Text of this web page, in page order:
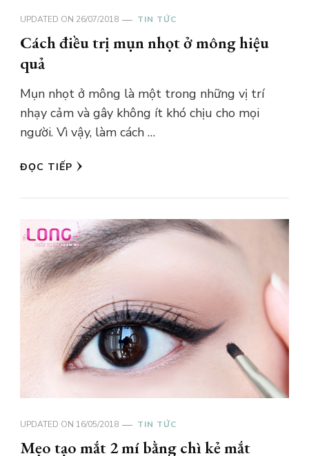
UPDATED ON 26/07/2018 TIN TỨC
Cách điều trị mụn nhọt ở mông hiệu
quả
Mụn nhọt ở mông là một trong những vị trí
nhạy cảm và gây không ít khó chịu cho mọi
người. Vì vậy, làm cách …
ĐỌC TIẾP
UPDATED ON 16/05/2018 TIN TỨC
Mẹo tạo mắt 2 mí bằng chì kẻ mắt